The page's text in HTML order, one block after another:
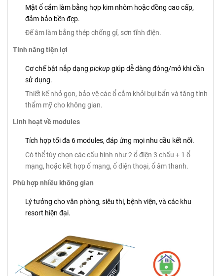
Mặt ổ cắm làm bằng hợp kim nhôm hoặc đồng cao cấp,
đảm bảo bền đẹp.
Đế âm làm bằng thép chống gỉ, sơn tĩnh điện.
Tính năng tiện lợi
Cơ chế bật nắp dạng pickup giúp dễ dàng đóng/mở khi cần
sử dụng.
Thiết kế nhỏ gọn, bảo vệ các ổ cắm khỏi bụi bẩn và tăng tính
thẩm mỹ cho không gian.
Linh hoạt về modules
Tích hợp tối đa 6 modules, đáp ứng mọi nhu cầu kết nối.
Có thể tùy chọn các cấu hình như 2 ổ điện 3 chấu + 1 ổ
mạng, hoặc kết hợp ổ mạng, ổ điện thoại, ổ âm thanh.
Phù hợp nhiều không gian
Lý tưởng cho văn phòng, siêu thị, bệnh viện, và các khu
resort hiện đại.